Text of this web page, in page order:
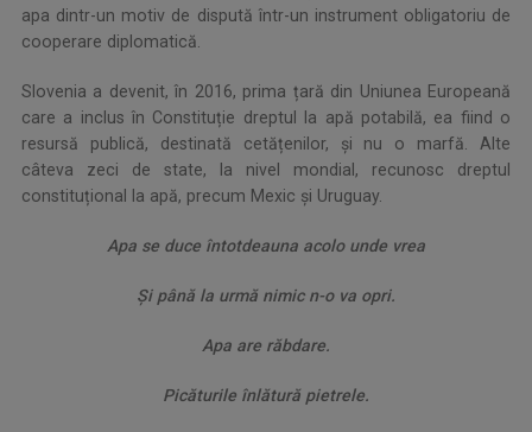
apa dintr-un motiv de dispută într-un instrument obligatoriu de
cooperare diplomatică.
Slovenia a devenit, în 2016, prima țară din Uniunea Europeană
care a inclus în Constituție dreptul la apă potabilă, ea fiind o
resursă publică, destinată cetățenilor, și nu o marfă. Alte
câteva zeci de state, la nivel mondial, recunosc dreptul
constituțional la apă, precum Mexic și Uruguay.
Apa se duce întotdeauna acolo unde vrea
Şi până la urmă nimic n-o va opri.
Apa are răbdare.
Picăturile înlătură pietrele.